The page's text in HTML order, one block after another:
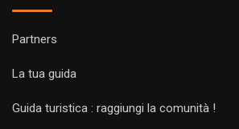
Partners
La tua guida
Guida turistica : raggiungi la comunità !